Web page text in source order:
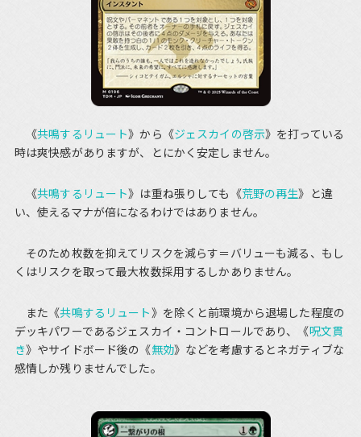
《共鳴するリュート》から《ジェスカイの啓示》を打っている
時は爽快感がありますが、とにかく安定しません。
《共鳴するリュート》は重ね張りしても《荒野の再生》と違
い、使えるマナが倍になるわけではありません。
そのため枚数を抑えてリスクを減らす＝バリューも減る、もし
くはリスクを取って最大枚数採用するしかありません。
また《共鳴するリュート》を除くと前環境から退場した程度の
デッキパワーであるジェスカイ・コントロールであり、《呪文貫
き》やサイドボード後の《無効》などを考慮するとネガティブな
感情しか残りませんでした。